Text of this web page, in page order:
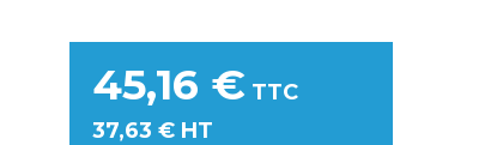
45,16 € TTC
37,63 € HT